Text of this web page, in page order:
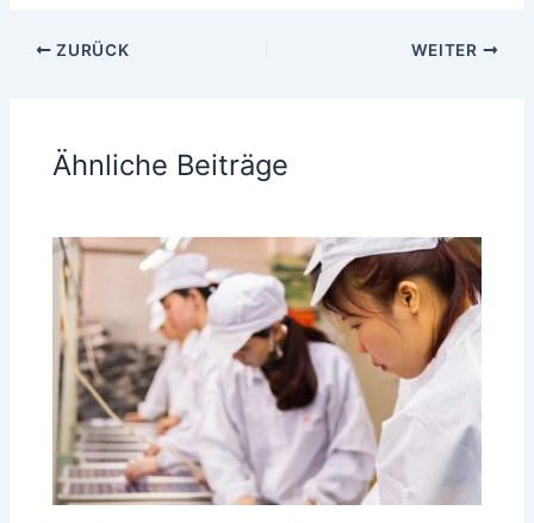
ZURÜCK WEITER
Ähnliche Beiträge